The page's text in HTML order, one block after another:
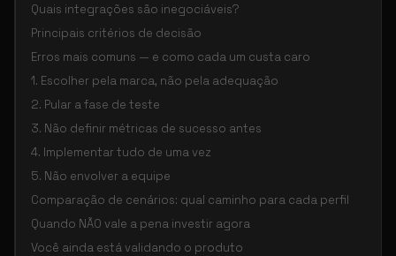
Quais integrações são inegociáveis?
Principais critérios de decisão
Erros mais comuns — e como cada um custa caro
1. Escolher pela marca, não pela adequação
2. Pular a fase de teste
3. Não definir métricas de sucesso antes
4. Implementar tudo de uma vez
5. Não envolver a equipe
Comparação de cenários: qual caminho para cada perfil
Quando NÃO vale a pena investir agora
Você ainda está validando o produto